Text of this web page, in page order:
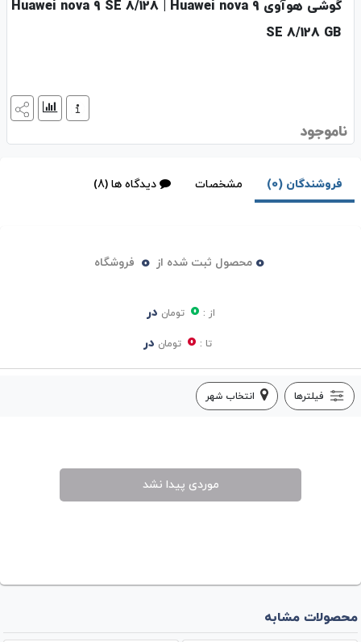
گوشی هوآوی Huawei nova 9 SE 8/128 | Huawei nova 9
SE 8/128 GB
ناموجود
فروشندگان (0) مشخصات دیدگاه ها (8)
0 محصول ثبت شده از 0 فروشگاه
از : 0 تومان در
تا : 0 تومان در
فیلترها انتخاب شهر
موردی پیدا نشد
محصولات مشابه